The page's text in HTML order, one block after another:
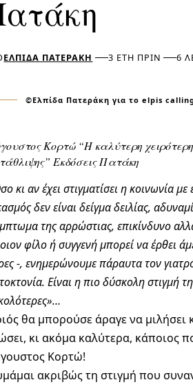
ΕΛΠΊΔΑ ΠΑΤΕΡΆΚΗ 3 ΈΤΗ ΠΡΙΝ 6
©Ελπίδα Πατεράκη για το elpis
Κορτώ “Η καλύτερη
Εκδόσεις Πατάκη
κι αν έχει στιγματίσει η κοινωνία
δεν είναι δείγμα δειλίας,
της αρρώστιας, επικίνδυνο
φίλο ή συγγενή μπορεί να έρθει
-, ενημερώνουμε πάραυτα τον
Είναι η πιο δύσκολη στιγμή
θα μπορούσε άραγε να μιλήσει
κι ακόμα καλύτερα, κάποιος
Κορτώ!
ακριβώς τη στιγμή που